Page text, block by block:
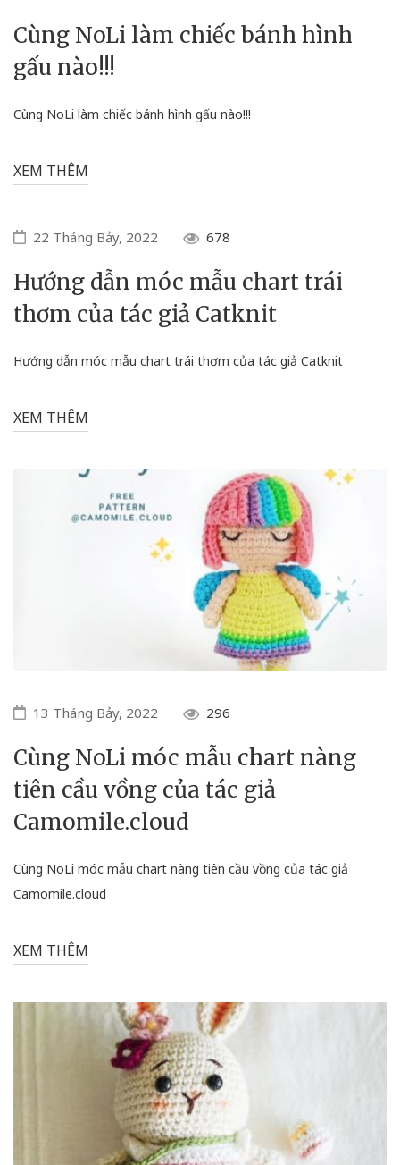
Cùng NoLi làm chiếc bánh hình
gấu nào!!!
Cùng NoLi làm chiếc bánh hình gấu nào!!!
XEM THÊM
22 Tháng Bảy, 2022 678
Hướng dẫn móc mẫu chart trái
thơm của tác giả Catknit
Hướng dẫn móc mẫu chart trái thơm của tác giả Catknit
XEM THÊM
13 Tháng Bảy, 2022 296
Cùng NoLi móc mẫu chart nàng
tiên cầu vồng của tác giả
Camomile.cloud
Cùng NoLi móc mẫu chart nàng tiên cầu vồng của tác giả
Camomile.cloud
XEM THÊM